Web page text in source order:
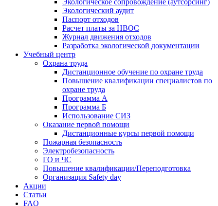
Экологическое сопровождение (аутсорсинг)
Экологический аудит
Паспорт отходов
Расчет платы за НВОС
Журнал движения отходов
Разработка экологической документации
Учебный центр
Охрана труда
Дистанционное обучение по охране труда
Повышение квалификации специалистов по
охране труда
Программа А
Программа Б
Использование СИЗ
Оказание первой помощи
Дистанционные курсы первой помощи
Пожарная безопасность
Электробезопасность
ГО и ЧС
Повышение квалификации/Переподготовка
Организация Safety day
Акции
Статьи
FAQ